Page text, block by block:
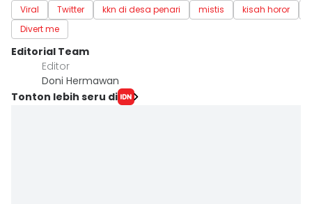
Viral Twitter kkn di desa penari mistis kisah horor
Divert me
Editorial Team
Editor
Doni Hermawan
Tonton lebih seru di